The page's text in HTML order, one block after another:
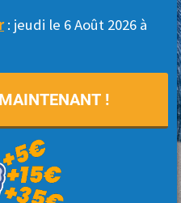
: jeudi le 6Août 2026 à
!